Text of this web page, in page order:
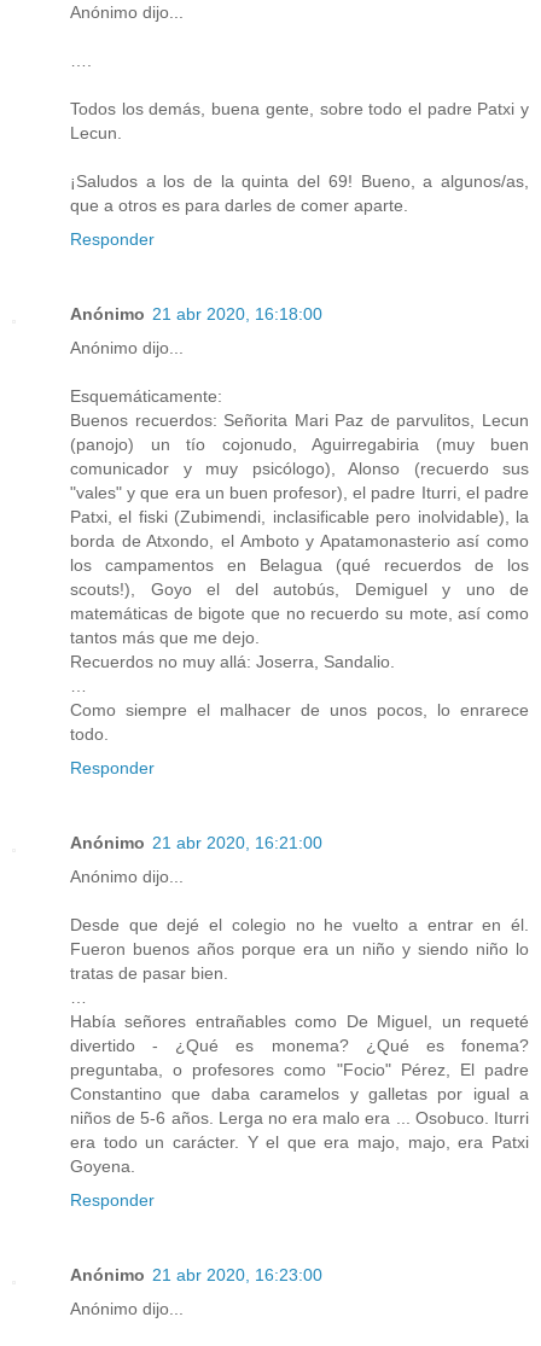
Anónimo dijo...
….
Todos los demás, buena gente, sobre todo el padre Patxi y
Lecun.
¡Saludos a los de la quinta del 69! Bueno, a algunos/as,
que a otros es para darles de comer aparte.
Responder
Anónimo 21 abr 2020, 16:18:00
Anónimo dijo...
Esquemáticamente:
Buenos recuerdos: Señorita Mari Paz de parvulitos, Lecun
(panojo) un tío cojonudo, Aguirregabiria (muy buen
comunicador y muy psicólogo), Alonso (recuerdo sus
"vales" y que era un buen profesor), el padre Iturri, el padre
Patxi, el fiski (Zubimendi, inclasificable pero inolvidable), la
borda de Atxondo, el Amboto y Apatamonasterio así como
los campamentos en Belagua (qué recuerdos de los
scouts!), Goyo el del autobús, Demiguel y uno de
matemáticas de bigote que no recuerdo su mote, así como
tantos más que me dejo.
Recuerdos no muy allá: Joserra, Sandalio.
…
Como siempre el malhacer de unos pocos, lo enrarece
todo.
Responder
Anónimo 21 abr 2020, 16:21:00
Anónimo dijo...
Desde que dejé el colegio no he vuelto a entrar en él.
Fueron buenos años porque era un niño y siendo niño lo
tratas de pasar bien.
…
Había señores entrañables como De Miguel, un requeté
divertido - ¿Qué es monema? ¿Qué es fonema?
preguntaba, o profesores como "Focio" Pérez, El padre
Constantino que daba caramelos y galletas por igual a
niños de 5-6 años. Lerga no era malo era ... Osobuco. Iturri
era todo un carácter. Y el que era majo, majo, era Patxi
Goyena.
Responder
Anónimo 21 abr 2020, 16:23:00
Anónimo dijo...